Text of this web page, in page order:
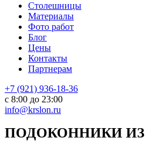
Столешницы
Материалы
Фото работ
Блог
Цены
Контакты
Партнерам
+7 (921) 936-18-36
с 8:00 до 23:00
info@krslon.ru
ПОДОКОННИКИ ИЗ